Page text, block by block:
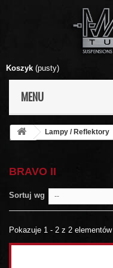
Koszyk (pusty)
MENU
Lampy / Reflektory
BRAVO II
Sortuj wg --
Pokazuje 1 - 2 z 2 elementów